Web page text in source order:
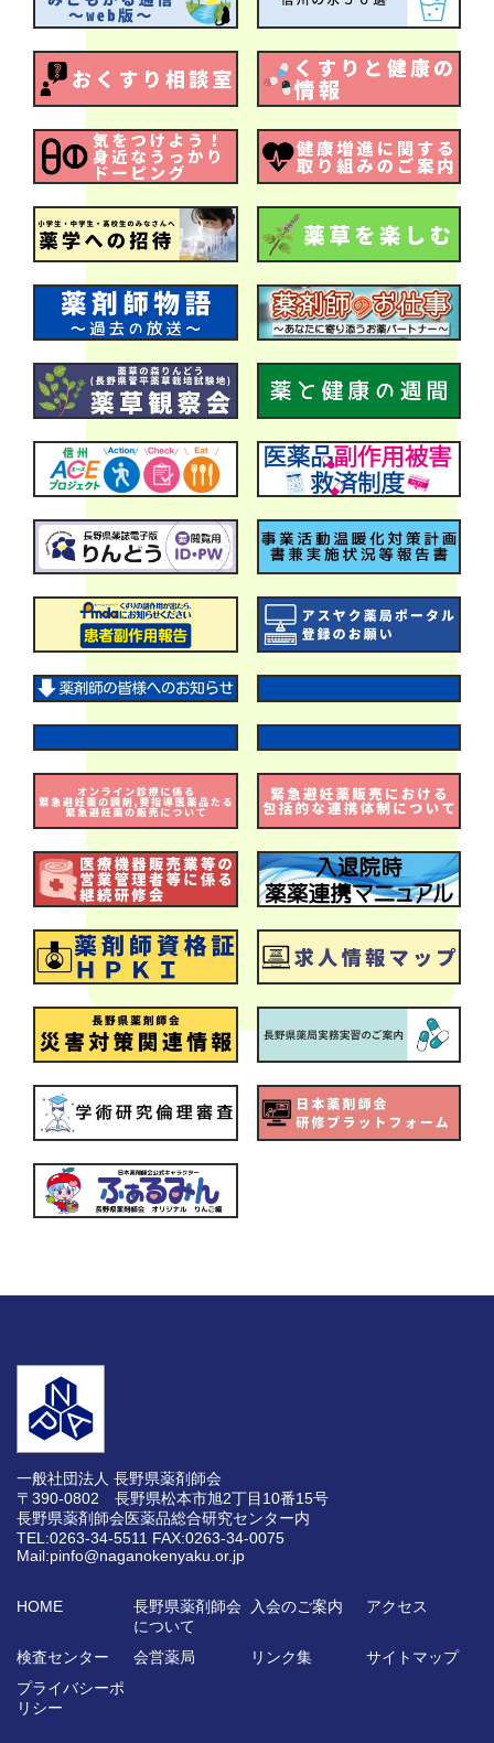
一般社団法人 長野県薬剤師会
〒390-0802 長野県松本市旭2丁目10番15号
長野県薬剤師会医薬品総合研究センター内
TEL:0263-34-5511 FAX:0263-34-0075
Mail:pinfo@naganokenyaku.or.jp
HOME
長野県薬剤師会
について
入会のご案内 アクセス
検査センター 会営薬局 リンク集
サイトマップ
プライバシーポ
リシー